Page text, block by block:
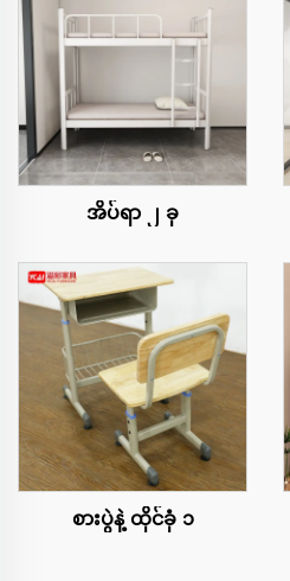
အိပ်ရာ ၂ ခု
စားပွဲနဲ့ ထိုင်ခုံ ၁